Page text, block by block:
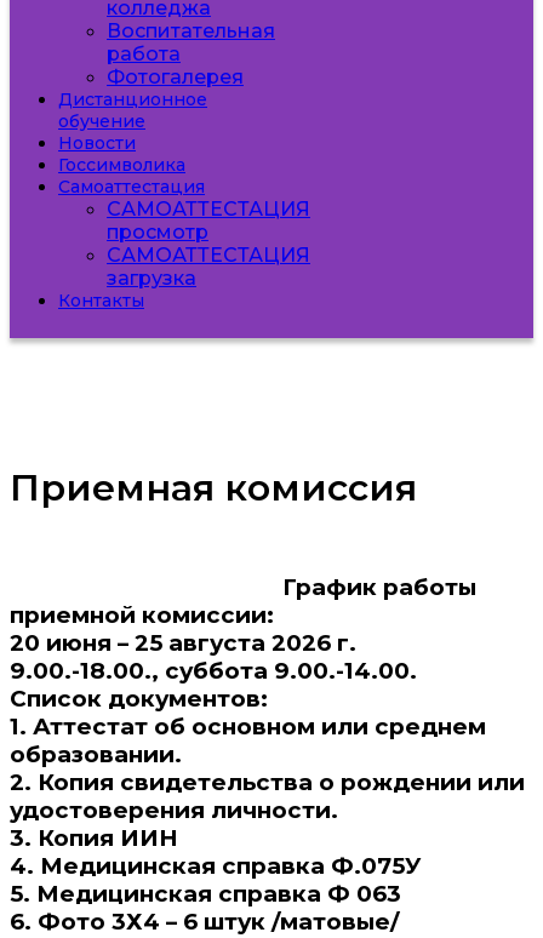
колледжа
Воспитательная
работа
Фотогалерея
Дистанционное
обучение
Новости
Госсимволика
Самоаттестация
САМОАТТЕСТАЦИЯ
просмотр
САМОАТТЕСТАЦИЯ
загрузка
Контакты
Приемная комиссия
График работы
приемной комиссии:
20 июня – 25 августа 2026 г.
9.00.-18.00., суббота 9.00.-14.00.
Список документов:
1. Аттестат об основном или среднем
образовании.
2. Копия свидетельства о рождении или
удостоверения личности.
3. Копия ИИН
4. Медицинская справка Ф.075У
5. Медицинская справка Ф 063
6. Фото 3Х4 – 6 штук /матовые/